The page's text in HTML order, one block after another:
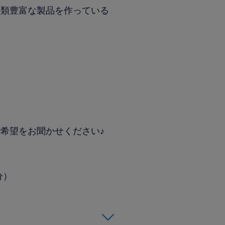
豊富な製品を作っている
望をお聞かせください♪